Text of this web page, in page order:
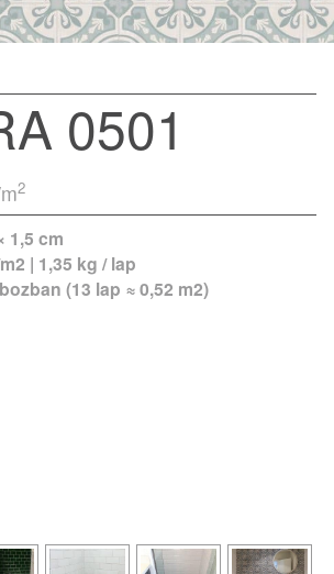
0501
2
1,5 cm
| 1,35 kg / lap
(13 lap ≈ 0,52 m2)